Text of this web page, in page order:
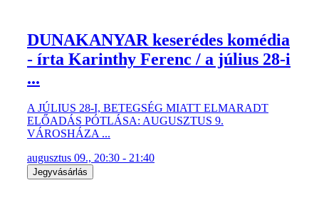
DUNAKANYAR keserédes komédia
- írta Karinthy Ferenc / a július 28-i
...
A JÚLIUS 28-I, BETEGSÉG MIATT ELMARADT
ELŐADÁS PÓTLÁSA: AUGUSZTUS 9.
VÁROSHÁZA ...
augusztus 09., 20:30 - 21:40
Jegyvásárlás